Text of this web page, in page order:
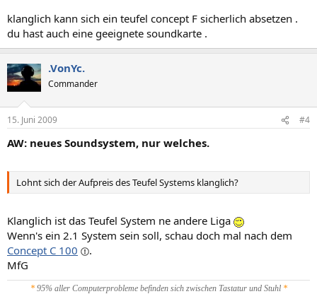
klanglich kann sich ein teufel concept F sicherlich absetzen .
du hast auch eine geeignete soundkarte .
.VonYc.
Commander
15. Juni 2009 #4
AW: neues Soundsystem, nur welches.
Lohnt sich der Aufpreis des Teufel Systems klanglich?
Klanglich ist das Teufel System ne andere Liga
Wenn's ein 2.1 System sein soll, schau doch mal nach dem
Concept C 100
.
MfG
* 95% aller Computerprobleme befinden sich zwischen Tastatur und Stuhl *